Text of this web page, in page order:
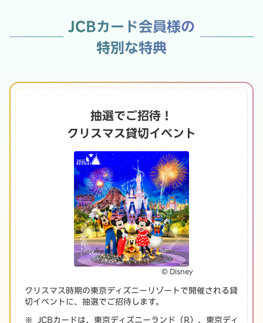
JCBカード会員様の
特別な特典
抽選でご招待！
クリスマス貸切イベント
© Disney
クリスマス時期の東京ディズニーリゾートで開催される貸
切イベントに、抽選でご招待します。
JCBカードは、東京ディズニーランド（R）、東京ディ